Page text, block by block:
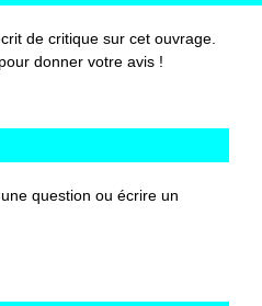
de critique sur cet ouvrage.
pour donner votre avis !
question ou écrire un